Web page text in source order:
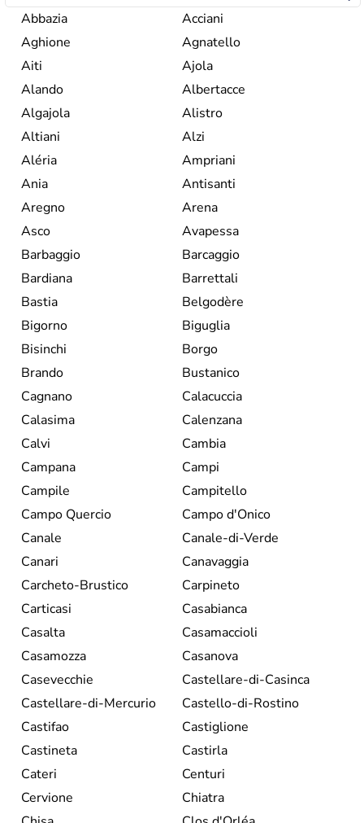
Abbazia
Acciani
Aghione
Agnatello
Aiti
Ajola
Alando
Albertacce
Algajola
Alistro
Altiani
Alzi
Aléria
Ampriani
Ania
Antisanti
Aregno
Arena
Asco
Avapessa
Barbaggio
Barcaggio
Bardiana
Barrettali
Bastia
Belgodère
Bigorno
Biguglia
Bisinchi
Borgo
Brando
Bustanico
Cagnano
Calacuccia
Calasima
Calenzana
Calvi
Cambia
Campana
Campi
Campile
Campitello
Campo Quercio
Campo d'Onico
Canale
Canale-di-Verde
Canari
Canavaggia
Carcheto-Brustico
Carpineto
Carticasi
Casabianca
Casalta
Casamaccioli
Casamozza
Casanova
Casevecchie
Castellare-di-Casinca
Castellare-di-Mercurio
Castello-di-Rostino
Castifao
Castiglione
Castineta
Castirla
Cateri
Centuri
Cervione
Chiatra